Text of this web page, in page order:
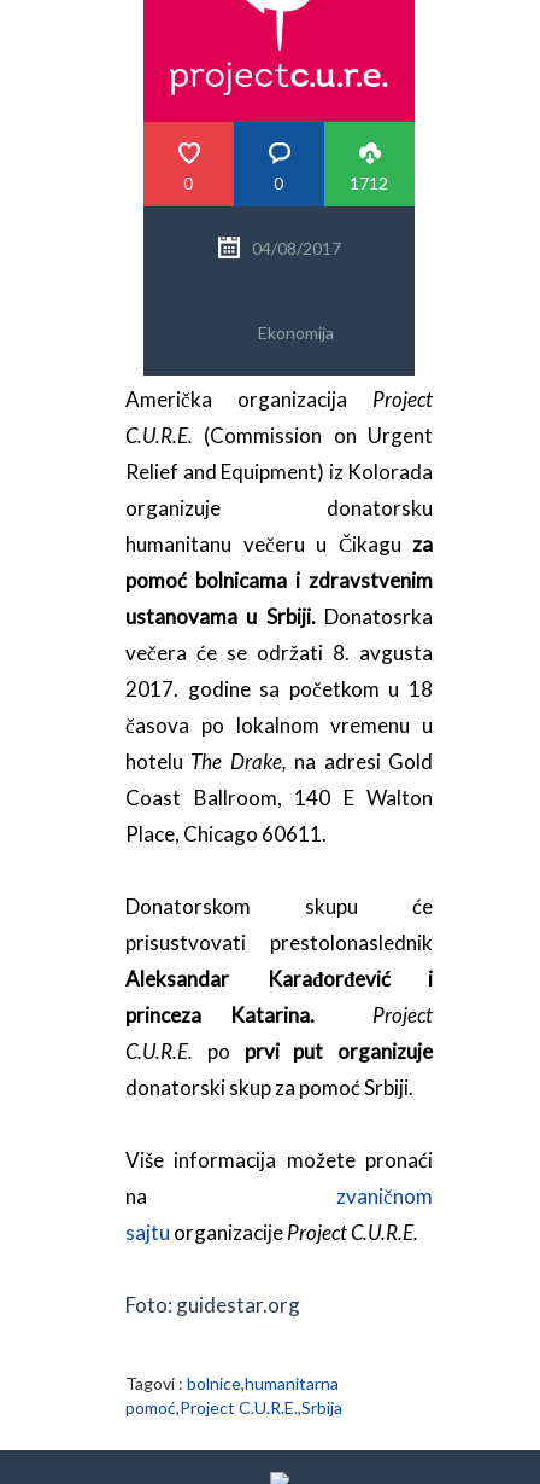
0 0 1712
04/08/2017
Ekonomija
Američka organizacija Project
C.U.R.E. (Commission on Urgent
Relief and Equipment) iz Kolorada
organizuje donatorsku
humanitanu večeru u Čikagu za
pomoć bolnicama i zdravstvenim
ustanovama u Srbiji.Donatosrka
večera će se održati 8. avgusta
2017. godine sa početkom u 18
časova po lokalnom vremenu u
hotelu The Drake, na adresi Gold
Coast Ballroom, 140 E Walton
Place, Chicago 60611.
Donatorskom skupu će
prisustvovati prestolonaslednik
Aleksandar Karađorđević i
princeza Katarina. Project
C.U.R.E. po prvi put organizuje
donatorski skup za pomoć Srbiji.
Više informacija možete pronaći
na zvaničnom
sajtu organizacijeProject C.U.R.E.
Foto: guidestar.org
Tagovi : bolnice,humanitarna
pomoć,Project C.U.R.E.,Srbija